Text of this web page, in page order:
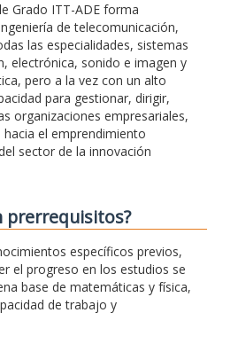
Grado ITT-ADE forma
de telecomunicación,
las especialidades, sistemas
electrónica, sonido e imagen y
pero a la vez con un alto
para gestionar, dirigir,
organizaciones empresariales,
el emprendimiento
sector de la innovación
prerrequisitos?
específicos previos,
el progreso en los estudios se
base de matemáticas y física,
de trabajo y